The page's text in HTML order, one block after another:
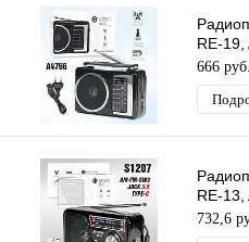
RE-19,
666 руб.
RE-13,
732,6